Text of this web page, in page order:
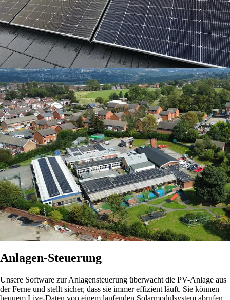
Anlagen-Steuerung
Unsere Software zur Anlagensteuerung überwacht die PV-Anlage aus
der Ferne und stellt sicher, dass sie immer effizient läuft. Sie können